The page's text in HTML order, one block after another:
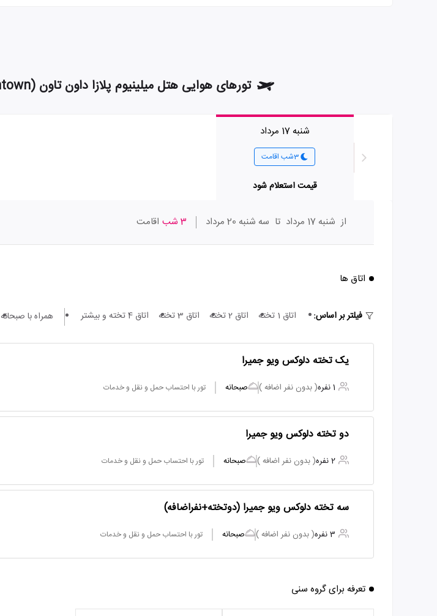
تورهای هوایی هتل میلینیوم پلازا داون تاون (Millennium Plaza Downtown) از مشهد به دبی
شنبه 17 مرداد
3شب اقامت
قیمت استعلام شود
از شنبه 17 مرداد تا سه شنبه 20 مرداد 3 شب اقامت
اتاق ها
فیلتر بر اساس: اتاق 1 تخته اتاق 2 تخته اتاق 3 تخته اتاق 4 تخته و بیشتر همراه با صبحانه
یک تخته دلوکس ویو جمیرا
1 نفره ( بدون نفر اضافه ) صبحانه تور با احتساب حمل و نقل و خدمات
دو تخته دلوکس ویو جمیرا
2 نفره ( بدون نفر اضافه ) صبحانه تور با احتساب حمل و نقل و خدمات
سه تخته دلوکس ویو جمیرا (دوتخته+نفراضافه)
3 نفره ( بدون نفر اضافه ) صبحانه تور با احتساب حمل و نقل و خدمات
تعرفه برای گروه سنی